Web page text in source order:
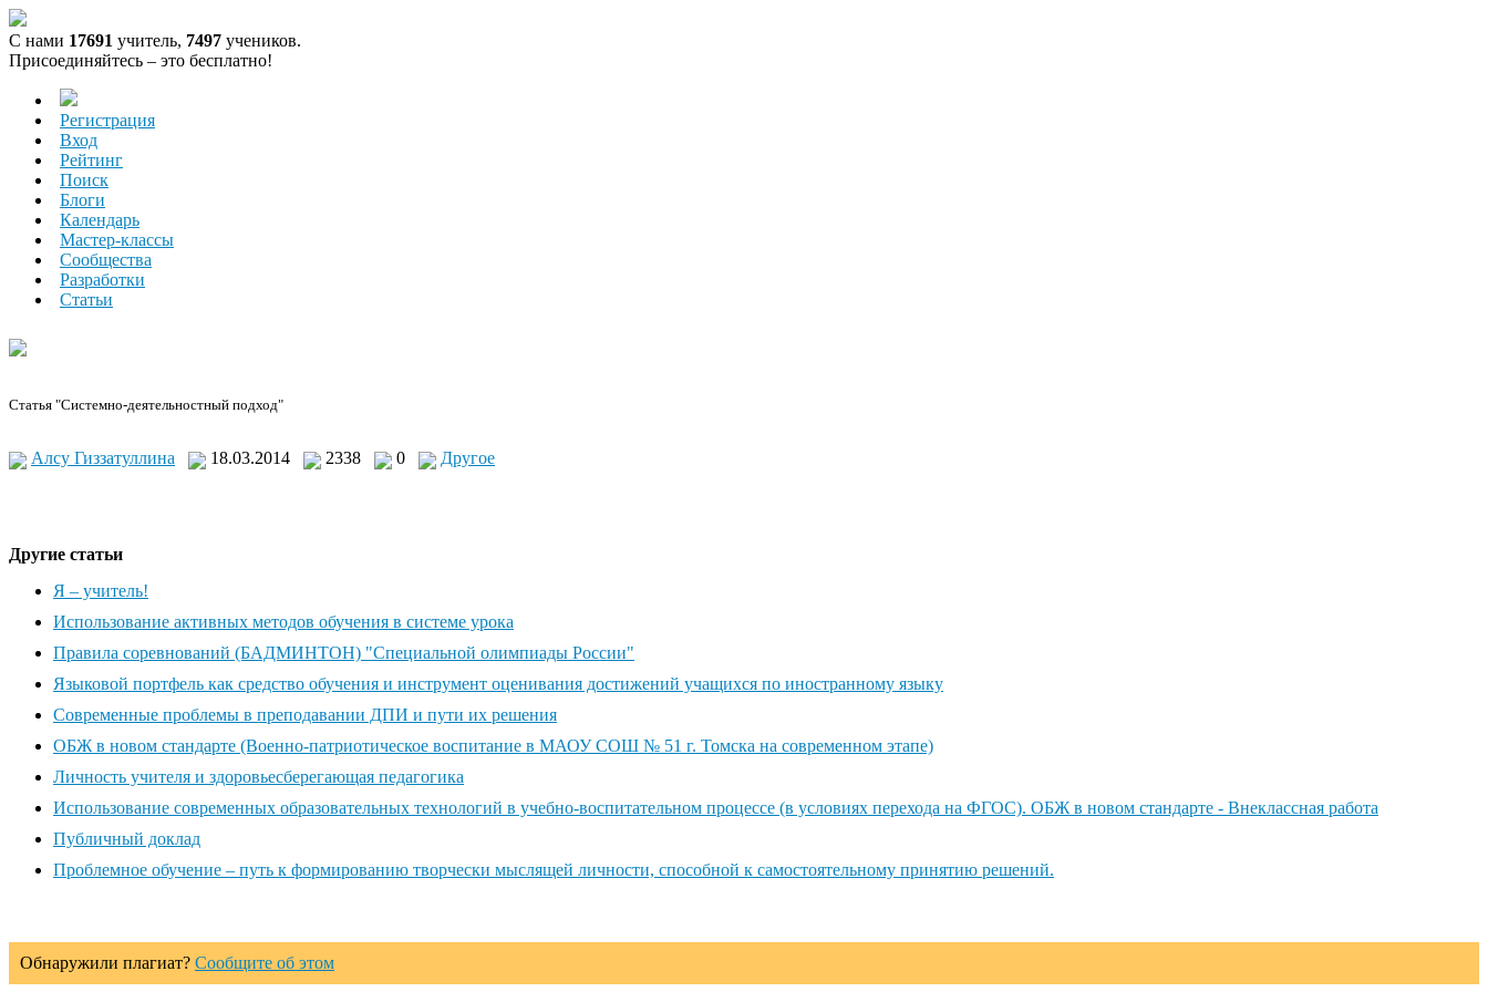
С нами 17691 учитель, 7497 учеников.
Присоединяйтесь – это бесплатно!
Регистрация
Вход
Рейтинг
Поиск
Блоги
Календарь
Мастер-классы
Сообщества
Разработки
Статьи
Статья "Системно-деятельностный подход"
Алсу Гиззатуллина 18.03.2014 2338 0 Другое
Другие статьи
Я – учитель!
Использование активных методов обучения в системе урока
Правила соревнований (БАДМИНТОН) "Специальной олимпиады России"
Языковой портфель как средство обучения и инструмент оценивания достижений учащихся по иностранному языку
Современные проблемы в преподавании ДПИ и пути их решения
ОБЖ в новом стандарте (Военно-патриотическое воспитание в МАОУ СОШ № 51 г. Томска на современном этапе)
Личность учителя и здоровьесберегающая педагогика
Использование современных образовательных технологий в учебно-воспитательном процессе (в условиях перехода на ФГОС). ОБЖ в новом стандарте - Внеклассная работа
Публичный доклад
Проблемное обучение – путь к формированию творчески мыслящей личности, способной к самостоятельному принятию решений.
Обнаружили плагиат? Сообщите об этом